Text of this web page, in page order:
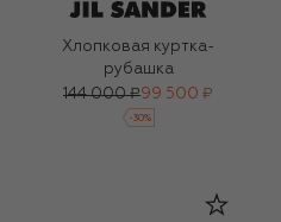
Хлопковая куртка-
рубашка
144 000 ₽99 500 ₽
-30%